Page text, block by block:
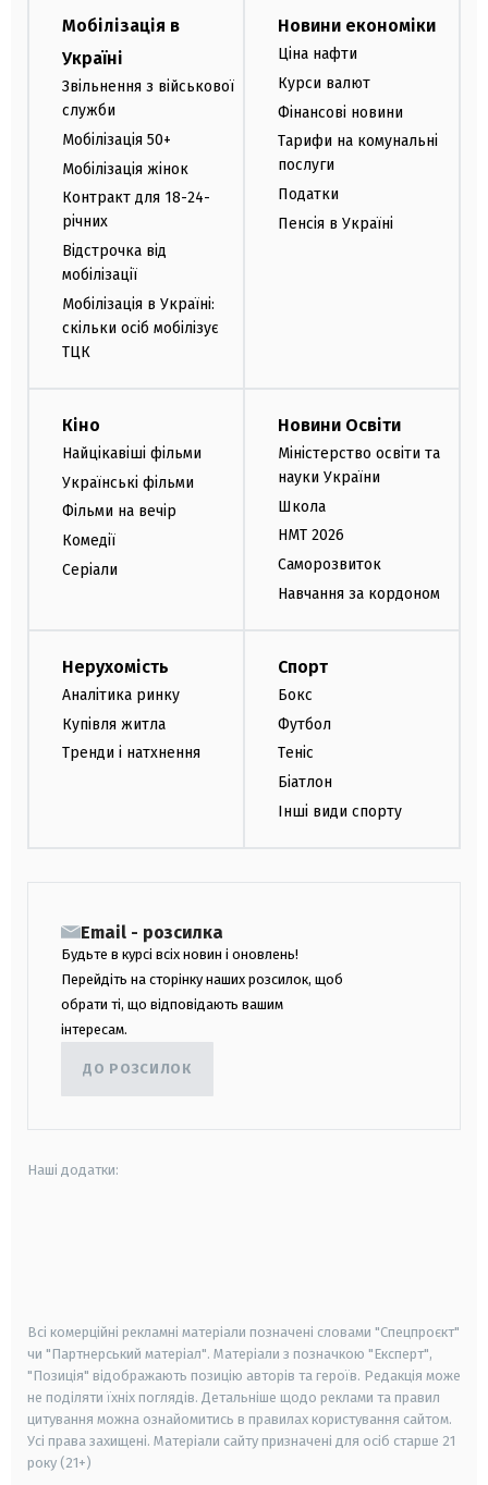
Мобілізація в
Україні
Звільнення з військової
служби
Мобілізація 50+
Мобілізація жінок
Контракт для 18-24-
річних
Відстрочка від
мобілізації
Мобілізація в Україні:
скільки осіб мобілізує
ТЦК
Новини економіки
Ціна нафти
Курси валют
Фінансові новини
Тарифи на комунальні
послуги
Податки
Пенсія в Україні
Кіно
Найцікавіші фільми
Українські фільми
Фільми на вечір
Комедії
Серіали
Новини Освіти
Міністерство освіти та
науки України
Школа
НМТ 2026
Саморозвиток
Навчання за кордоном
Нерухомість
Аналітика ринку
Купівля житла
Тренди і натхнення
Спорт
Бокс
Футбол
Теніс
Біатлон
Інші види спорту
Email - розсилка
Будьте в курсі всіх новин і оновлень!
Перейдіть на сторінку наших розсилок, щоб
обрати ті, що відповідають вашим
інтересам.
ДО РОЗСИЛОК
Наші додатки:
Всі комерційні рекламні матеріали позначені словами "Спецпроєкт"
чи "Партнерський матеріал". Матеріали з позначкою "Експерт",
"Позиція" відображають позицію авторів та героїв. Редакція може
не поділяти їхніх поглядів. Детальніше щодо реклами та правил
цитування можна ознайомитись в правилах користування сайтом.
Усі права захищені. Матеріали сайту призначені для осіб старше 21
року (21+)